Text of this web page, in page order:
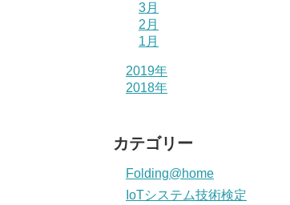
3月
2月
1月
2019年
2018年
カテゴリー
Folding@home
IoTシステム技術検定